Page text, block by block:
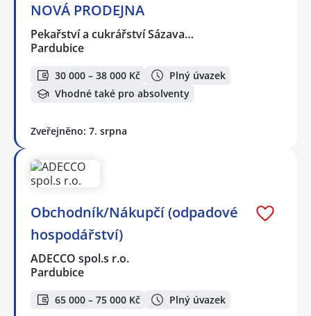
NOVÁ PRODEJNA
Pekařství a cukrářství Sázava…
Pardubice
30 000 – 38 000 Kč
Plný úvazek
Vhodné také pro absolventy
Zveřejněno: 7. srpna
Obchodník/Nákupčí (odpadové
hospodářství)
ADECCO spol.s r.o.
Pardubice
65 000 – 75 000 Kč Plný úvazek